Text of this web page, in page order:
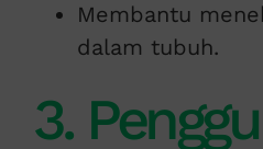
Membantu
dalam tubuh.
3.